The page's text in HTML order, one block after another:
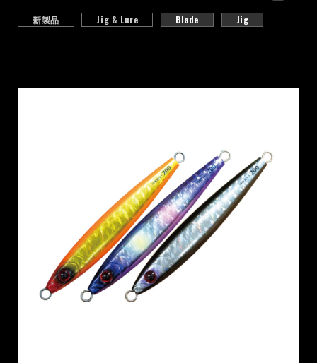
新製品 Jig & Lure Blade Jig